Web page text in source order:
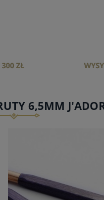
6,5MM